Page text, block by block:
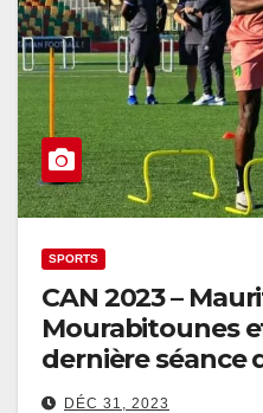
SPORTS
CAN 2023 –
Mourabitounes
dernière séance
dimanche matin
DÉC 31, 2023